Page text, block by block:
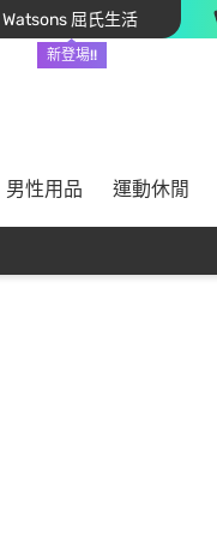
Watsons 屈氏生活
新登場!!
男性用品 運動休閒